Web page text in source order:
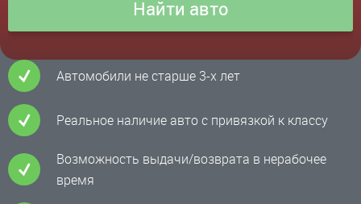
Автомобили не старше 3-х лет
Реальное наличие авто с привязкой к классу
Возможность выдачи/возврата в нерабочее
время